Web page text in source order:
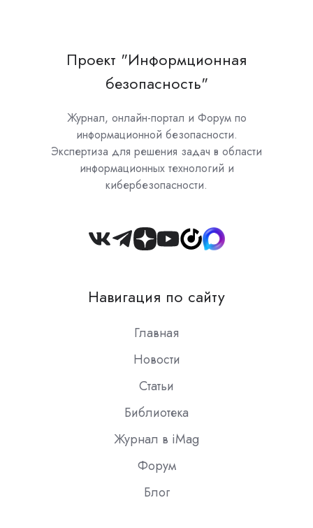
Проект "Информционная
безопасность"
Журнал, онлайн-портал и Форум по
информационной безопасности.
Экспертиза для решения задач в области
информационных технологий и
кибербезопасности.
Join
Slack
Навигация по сайту
Главная
Новости
Статьи
Библиотека
Журнал в iMag
Форум
Блог